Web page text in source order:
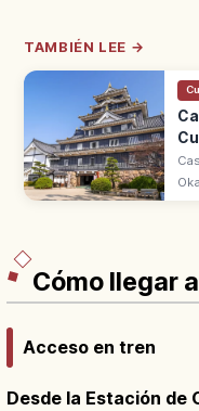
TAMBIÉN LEE →
lo
Cómo llegar
Acceso en tren
Desde la Estación de